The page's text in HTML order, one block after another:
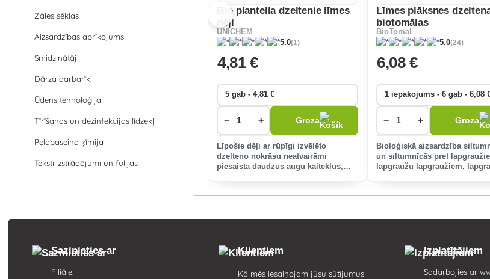
Zāles sēklas
Aizsardzības aprīkojums
Smidzinātāji
Dārza darbarīki
Ūdens tehnoloģija
Tīrīšanas un dezinfekcijas līdzekļi
Peldbaseina ķīmija
Tekstilizstrādājumi un folijas
Bio plantella dzeltenie līmes
dēļi
UNICHEM
5.0(1)
4,81 €
− + Grozā
Līpošie dēļi ar rūpīgi izvēlēto
dzelteno nokrāsu neatvairāmi
piesaista daudzus augu kaitēkļus,
tostarp la
Līmes plāksnes
biotomālas
BioTomal
5.0(24)
6,08 €
− + Grozā
Bioloģiskā aizsardzība
un siltumnīcās pret
lapgraužu lapgraužiem,
lapgraužiem, lapgra
Sazinieties ar
Filiāle:
Klientiem
Kā mēs iesaiņojam jūsu sūtījumus
Izplatītājiem
Sadarbojies ar